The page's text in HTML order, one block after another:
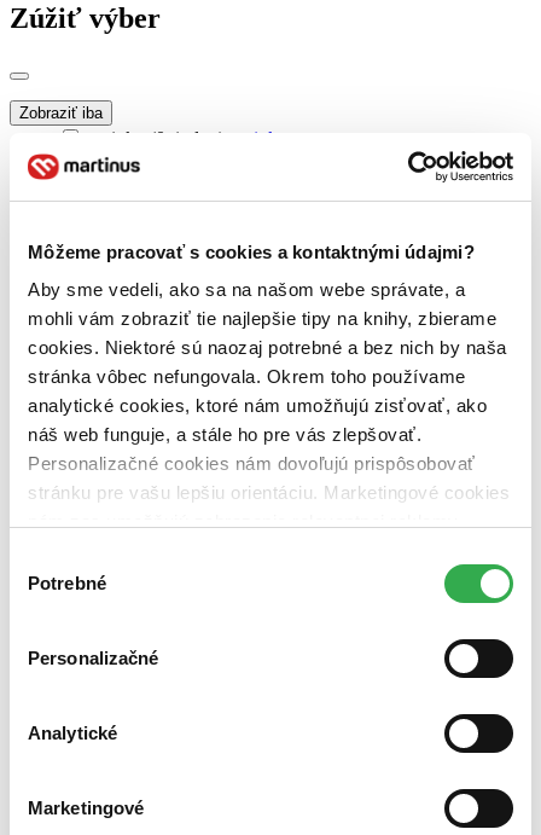
Môžeme pracovať s cookies a kontaktnými údajmi?
Aby sme vedeli, ako sa na našom webe správate, a
mohli vám zobraziť tie najlepšie tipy na knihy, zbierame
cookies. Niektoré sú naozaj potrebné a bez nich by naša
stránka vôbec nefungovala. Okrem toho používame
analytické cookies, ktoré nám umožňujú zisťovať, ako
náš web funguje, a stále ho pre vás zlepšovať.
Personalizačné cookies nám dovoľujú prispôsobovať
stránku pre vašu lepšiu orientáciu. Marketingové cookies
nám pomohlo, keby sme mohli používať všetky tieto
súhlasu
Potrebné
Personalizačné
Analytické
Marketingové
Zúžiť výber
Zobraziť iba
novinky (0 titulov)
novinky
zľavnené tituly (0 titulov)
Dostupnosť
predpredaj (0 titulov)predpredaj
pripravujeme (0 titulov)
pripravujeme
dostupná (bez vypredaných) (0 titulov)
dostupná (bez
vypredaných)
Nové / čítané
nová (0 titulov) nová
čítaná (0 titulov)čítaná
čítaná - výborný stav (0 titulov)čítaná - výborný stav
čítaná - mierne opotrebovaná (0 titulov)čítaná - mierne
opotrebovaná
vypredaných kníh
Zúžiť výber
Bestsellery
Najdrahšie